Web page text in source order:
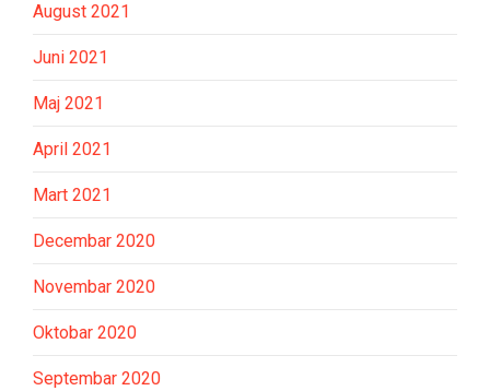
August 2021
Juni 2021
Maj 2021
April 2021
Mart 2021
Decembar 2020
Novembar 2020
Oktobar 2020
Septembar 2020